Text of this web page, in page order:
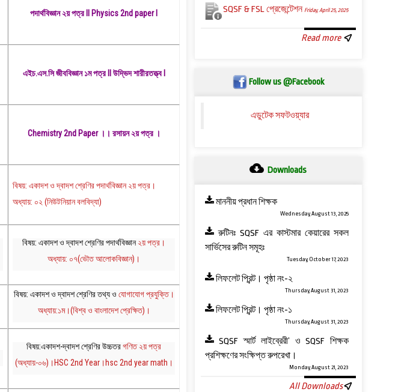
পদার্থবিজ্ঞান ২য় পত্র II Physics 2nd paper I
এইচ.এস.সি জীববিজ্ঞান ১ম পত্র II উদ্ভিদ শারীরতত্ত্ব I
Chemistry 2nd Paper ।। রসায়ন ২য় পত্র ।
বিষয়: একাদশ ও দ্বাদশ শ্রেণির পদার্থবিজ্ঞান ২য় পত্র।
অধ্যায়: ০২ (নিউটনিয়ান বলবিদ্যা)
বিষয়: একাদশ ও দ্বাদশ শ্রেণির পদার্থবিজ্ঞান২য় পত্র।
অধ্যায়: ০৭(ভৌত আলোকবিজ্ঞান)।
বিষয়: একাদশ ও দ্বাদশ শ্রেণির তথ্য ও যোগাযোগ প্রযুক্তি।
অধ্যায়:১ম।(বিশ্ব ও বাংলাদেশ প্রেক্ষিত)।
বিষয়:একাদশ-দ্বাদশ শ্রেণির উচ্চতরগণিত ২য় পত্র
(অধ্যায়-০৬)।HSC 2nd Year।hsc 2nd year math।
SQSF & FSL প্রেজেন্টেশন Friday, April 25, 2025
Read more
Follow us @Facebook
এডুটেক সফটওয়্যার
Downloads
মাননীয় প্রধান শিক্ষক
Wednesday, August 13, 2025
রুটিনঃ SQSF এর কাস্টমার কেয়ারের সকল
সার্ভিসের রুটিন সমূহঃ
Tuesday, October 17, 2023
লিফলেট প্রিন্ট। পৃষ্ঠা নং-২
Thursday, August 31, 2023
লিফলেট প্রিন্ট। পৃষ্ঠা নং-১
Thursday, August 31, 2023
SQSF স্মার্ট লাইব্রেরী’ ও ‍SQSF শিক্ষক
প্রশিক্ষণের সংক্ষিপ্ত রুপরেখা।
Monday, August 21, 2023
All Downloads